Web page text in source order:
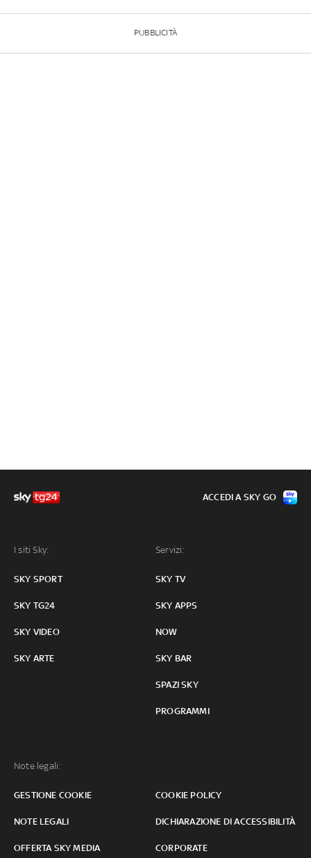
PUBBLICITÀ
I siti Sky:
SKY SPORT
SKY TG24
SKY VIDEO
SKY ARTE
Servizi:
SKY TV
SKY APPS
NOW
SKY BAR
SPAZI SKY
PROGRAMMI
Note legali:
GESTIONE COOKIE COOKIE POLICY
NOTE LEGALI DICHIARAZIONE DI ACCESSIBILITÀ
OFFERTA SKY MEDIA CORPORATE
ACCEDI A SKY GO